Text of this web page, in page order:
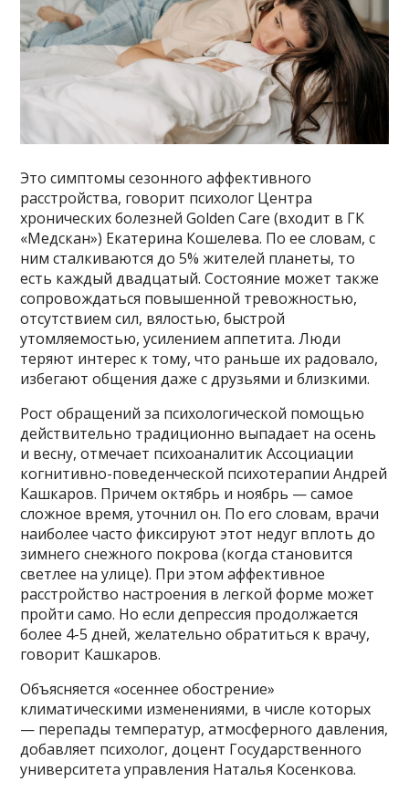
Это симптомы сезонного аффективного
расстройства, говорит психолог Центра
хронических болезней Golden Care (входит в ГК
«Медскан») Екатерина Кошелева. По ее словам, с
ним сталкиваются до 5% жителей планеты, то
есть каждый двадцатый. Состояние может также
сопровождаться повышенной тревожностью,
отсутствием сил, вялостью, быстрой
утомляемостью, усилением аппетита. Люди
теряют интерес к тому, что раньше их радовало,
избегают общения даже с друзьями и близкими.
Рост обращений за психологической помощью
действительно традиционно выпадает на осень
и весну, отмечает психоаналитик Ассоциации
когнитивно-поведенческой психотерапии Андрей
Кашкаров. Причем октябрь и ноябрь — самое
сложное время, уточнил он. По его словам, врачи
наиболее часто фиксируют этот недуг вплоть до
зимнего снежного покрова (когда становится
светлее на улице). При этом аффективное
расстройство настроения в легкой форме может
пройти само. Но если депрессия продолжается
более 4-5 дней, желательно обратиться к врачу,
говорит Кашкаров.
Объясняется «осеннее обострение»
климатическими изменениями, в числе которых
— перепады температур, атмосферного давления,
добавляет психолог, доцент Государственного
университета управления Наталья Косенкова.